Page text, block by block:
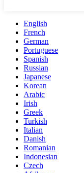
English
French
German
Portuguese
Spanish
Russian
Japanese
Korean
Arabic
Irish
Greek
Turkish
Italian
Danish
Romanian
Indonesian
Czech